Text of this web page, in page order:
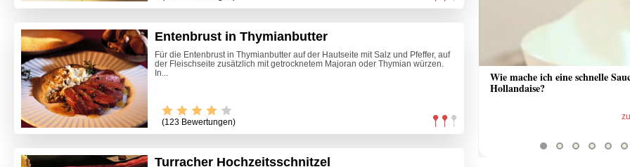
Entenbrust in Thymianbutter
Für die Entenbrust in Thymianbutter auf der Hautseite mit Salz und Pfeffer, auf
der Fleischseite zusätzlich mit getrocknetem Majoran oder Thymian würzen.
In...
(123 Bewertungen)
Turracher Hochzeitsschnitzel
Wie mache ich eine schnelle
Hollandaise?
zum Video